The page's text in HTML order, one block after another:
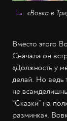
«Вовка в
Вместо этого
Сначала он
«Должность у
делай. Но ведь
не
“Сказки” на
разминка».